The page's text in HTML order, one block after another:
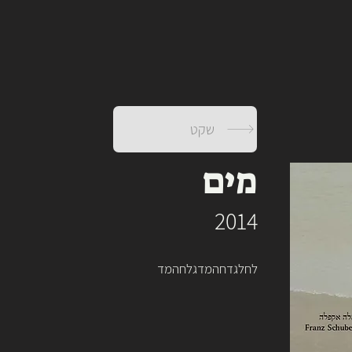
שקט
מים
2014
לחלגדחהמדגלחהמד